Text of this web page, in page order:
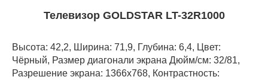
Телевизор GOLDSTAR LT-32R1000
Высота: 42,2, Ширина: 71,9, Глубина: 6,4, Цвет:
Чёрный, Размер диагонали экрана Дюйм/см: 32/81,
Разрешение экрана: 1366x768, Контрастность: